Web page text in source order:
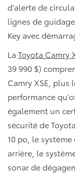
d’alerte de
lignes de
Key avec
La Toyota Camry
39 990 $)
Camry XSE,
performance
également un
sécurité de
10 po, le
arrière, le
sonar de